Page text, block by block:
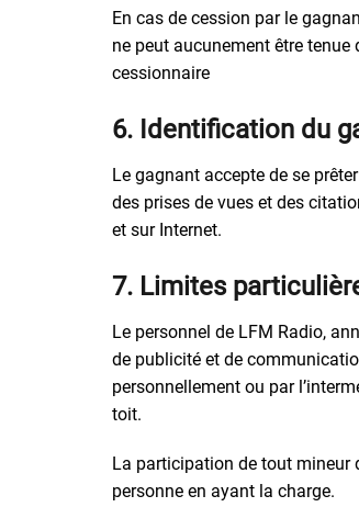
En cas de cession par le
ne peut aucunement être tenue
cessionnaire
6. Identification du
Le gagnant accepte de se
des prises de vues et des
et sur Internet.
7. Limites
Le personnel de LFM Radio,
de publicité et de
personnellement ou par
toit.
La participation de tout mineur
personne en ayant la charge.